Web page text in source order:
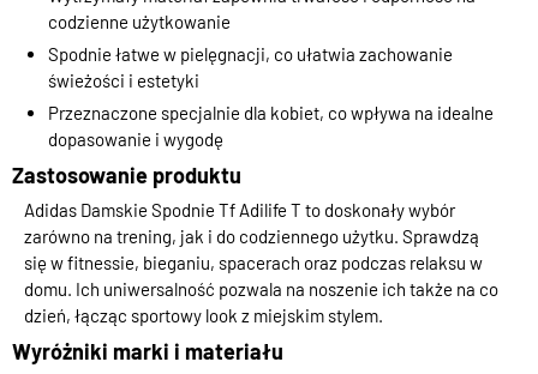
codzienne użytkowanie
Spodnie łatwe w pielęgnacji, co ułatwia zachowanie
świeżości i estetyki
Przeznaczone specjalnie dla kobiet, co wpływa na idealne
dopasowanie i wygodę
Zastosowanie produktu
Adidas Damskie Spodnie Tf Adilife T to doskonały wybór
zarówno na trening, jak i do codziennego użytku. Sprawdzą
się w fitnessie, bieganiu, spacerach oraz podczas relaksu w
domu. Ich uniwersalność pozwala na noszenie ich także na co
dzień, łącząc sportowy look z miejskim stylem.
Wyróżniki marki i materiału